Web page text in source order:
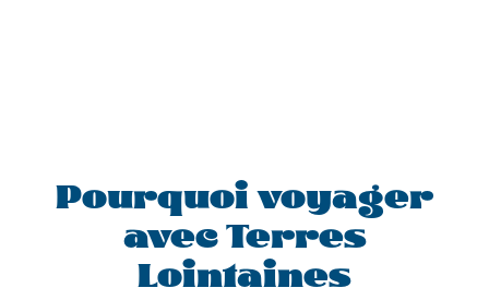
Pourquoi voyager
avec Terres
Lointaines